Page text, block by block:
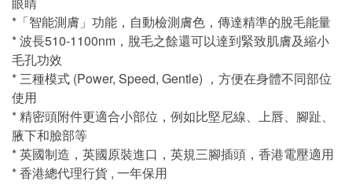
*「智能測膚」功能，自動檢測膚色，傳達精準的脫毛能量
* 波長510-1100nm，脫毛之餘還可以達到緊致肌膚及縮小
毛孔功效
* 三種模式 (Power, Speed, Gentle) ，方便在身體不同部位
使用
* 精密頭附件更適合小部位，例如比堅尼線、上唇、腳趾、
腋下和臉部等
* 英國制造，英國原裝進口，英規三腳插頭，香港電壓適用
* 香港總代理行貨 , 一年保用